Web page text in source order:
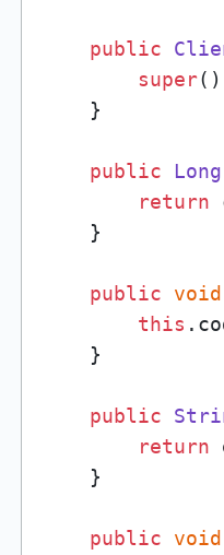
public
super
    }
public Long
return
    }
public void
this .
    }
public
return
    }
public void